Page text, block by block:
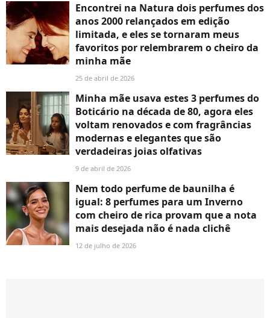
Encontrei na Natura dois perfumes dos
anos 2000 relançados em edição
limitada, e eles se tornaram meus
favoritos por relembrarem o cheiro da
minha mãe
25 de abril de 2026
Minha mãe usava estes 3 perfumes do
Boticário na década de 80, agora eles
voltam renovados e com fragrâncias
modernas e elegantes que são
verdadeiras joias olfativas
9 de abril de 2026
Nem todo perfume de baunilha é
igual: 8 perfumes para um Inverno
com cheiro de rica provam que a nota
mais desejada não é nada clichê
12 de julho de 2026